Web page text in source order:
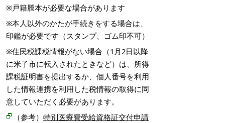
※戸籍謄本が必要な場合があります
※本人以外のかたが手続きをする場合は、
印鑑が必要です（スタンプ、ゴム印不可）
※住民税課税情報がない場合（1月2日以降
に米子市に転入されたときなど）は、所得
課税証明書を提出するか、個人番号を利用
した情報連携を利用した税情報の取得に同
意していただく必要があります。
（参考） 特別医療費受給資格証交付申請